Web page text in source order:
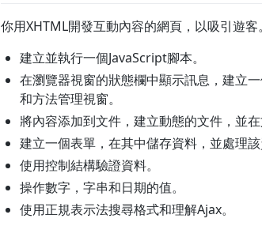
你用XHTML開發互動內容的網頁，以吸引遊
建立並執行一個JavaScript腳本。
在瀏覽器視窗的狀態欄中顯示訊息，建立
和方法管理視窗。
將內容添加到文件，建立動態的文件，並在
建立一個表單，在其中儲存資料，並處理該
使用控制結構驗證資料。
操作數字，字串和日期的值。
使用正規表示法搜尋格式和理解Ajax。